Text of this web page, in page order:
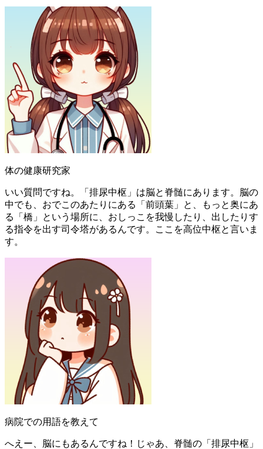
体の健康研究家
いい質問ですね。「排尿中枢」は脳と脊髄にあります。脳の
中でも、おでこのあたりにある「前頭葉」と、もっと奥にあ
る「橋」という場所に、おしっこを我慢したり、出したりす
る指令を出す司令塔があるんです。ここを高位中枢と言いま
す。
病院での用語を教えて
へえー、脳にもあるんですね！じゃあ、脊髄の「排尿中枢」